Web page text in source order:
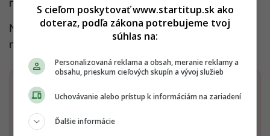
Najlepšie je, že môžeš začať hneď a nikdy nevieš –
možno práve tvoja zbierka bude raz stáť tisíce eur.
Dostaň Startitup do svojich Google odporúčaní
Pridať ako preferovaný zdroj
S cieľom poskytovať www.startitup.sk ako
doteraz, podľa zákona potrebujeme tvoj
súhlas na:
Personalizovaná reklama a obsah, meranie reklamy a
obsahu, prieskum cieľových skupín a vývoj služieb
Uchovávanie alebo prístup k informáciám na zariadení
Ďalšie informácie